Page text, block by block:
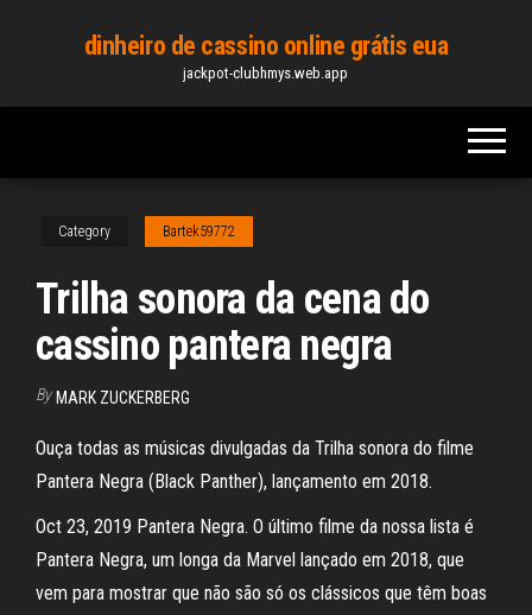
content
dinheiro de cassino online grátis eua
jackpot-clubhmys.web.app
Category Bartek59772
Trilha sonora da cena do
cassino pantera negra
By MARK ZUCKERBERG
Ouça todas as músicas divulgadas da Trilha sonora do filme
Pantera Negra (Black Panther), lançamento em 2018.
Oct 23, 2019 Pantera Negra. O último filme da nossa lista é
Pantera Negra, um longa da Marvel lançado em 2018, que
vem para mostrar que não são só os clássicos que têm boas